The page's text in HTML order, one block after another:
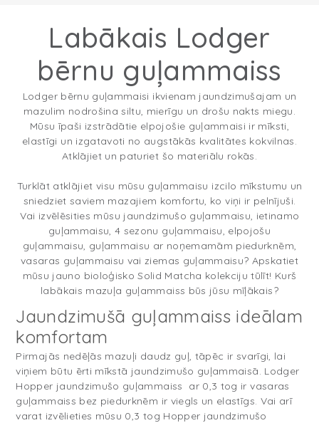
Labākais Lodger
bērnu guļammaiss
Lodger bērnu guļammaisi ikvienam jaundzimušajam un
mazulim nodrošina siltu, mierīgu un drošu nakts miegu.
Mūsu īpaši izstrādātie elpojošie guļammaisi ir mīksti,
elastīgi un izgatavoti no augstākās kvalitātes kokvilnas.
Atklājiet un paturiet šo materiālu rokās.
Turklāt atklājiet visu mūsu guļammaisu izcilo mīkstumu un
sniedziet saviem mazajiem komfortu, ko viņi ir pelnījuši.
Vai izvēlēsities mūsu jaundzimušo guļammaisu, ietinamo
guļammaisu, 4 sezonu guļammaisu, elpojošu
guļammaisu, guļammaisu ar noņemamām piedurknēm,
vasaras guļammaisu vai ziemas guļammaisu? Apskatiet
mūsu jauno bioloģisko Solid Matcha kolekciju tūlīt! Kurš
labākais mazuļa guļammaiss būs jūsu mīļākais?
Jaundzimušā guļammaiss ideālam
komfortam
Pirmajās nedēļās mazuļi daudz guļ, tāpēc ir svarīgi, lai
viņiem būtu ērti mīkstā jaundzimušo guļammaisā. Lodger
Hopper jaundzimušo guļammaiss ar 0,3 tog ir vasaras
guļammaiss bez piedurknēm ir viegls un elastīgs. Vai arī
varat izvēlieties mūsu 0,3 tog Hopper jaundzimušo